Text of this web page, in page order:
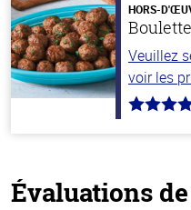
HORS-
Veuillez
voir les
4.6
Évaluations